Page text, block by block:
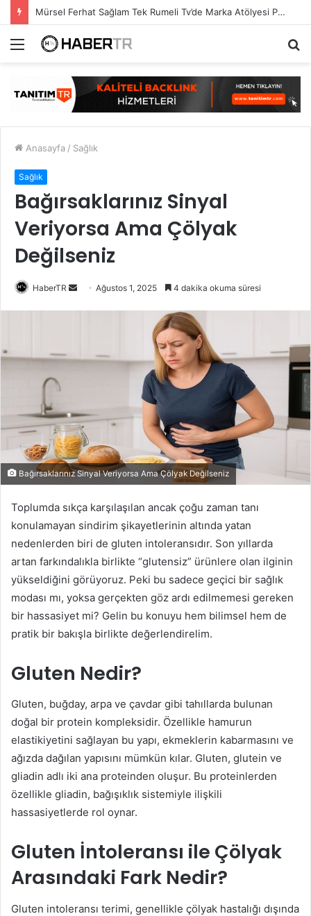
Mürsel Ferhat Sağlam Tek Rumeli Tv’de Marka Atölyesi Programına Konuk Oldu
Menü
Anasayfa / Sağlık
Sağlık
Bağırsaklarınız Sinyal
Veriyorsa Ama Çölyak
Değilseniz
HaberTR
Bir
Ağustos 1, 2025 4 dakika okuma süresi
Bağırsaklarınız Sinyal Veriyorsa Ama Çölyak Değilseniz
Toplumda sıkça karşılaşılan ancak çoğu zaman tanı
konulamayan sindirim şikayetlerinin altında yatan
nedenlerden biri de gluten intoleransıdır. Son yıllarda
artan farkındalıkla birlikte “glutensiz” ürünlere olan ilginin
yükseldiğini görüyoruz. Peki bu sadece geçici bir sağlık
modası mı, yoksa gerçekten göz ardı edilmemesi gereken
bir hassasiyet mi? Gelin bu konuyu hem bilimsel hem de
pratik bir bakışla birlikte değerlendirelim.
Gluten Nedir?
Gluten, buğday, arpa ve çavdar gibi tahıllarda bulunan
doğal bir protein kompleksidir. Özellikle hamurun
elastikiyetini sağlayan bu yapı, ekmeklerin kabarmasını ve
ağızda dağılan yapısını mümkün kılar. Gluten, glutein ve
gliadin adlı iki ana proteinden oluşur. Bu proteinlerden
özellikle gliadin, bağışıklık sistemiyle ilişkili
hassasiyetlerde rol oynar.
Gluten İntoleransı ile Çölyak
Arasındaki Fark Nedir?
Gluten intoleransı terimi, genellikle çölyak hastalığı dışında